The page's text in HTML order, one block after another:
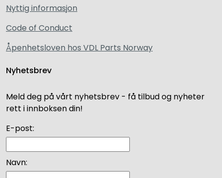
Nyttig informasjon
Code of Conduct
Åpenhetsloven hos VDL Parts Norway
Nyhetsbrev
Meld deg på vårt nyhetsbrev - få tilbud og nyheter
rett i innboksen din!
E-post:
Navn: